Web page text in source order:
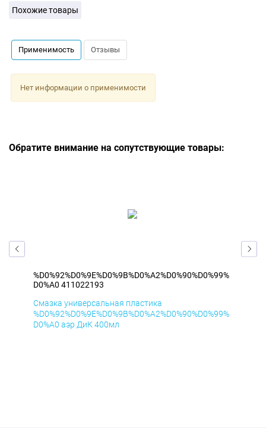
Похожие товары
Применимость Отзывы
Нет информации о применимости
Обратите внимание на сопутствующие товары:
%D0%92%D0%9E%D0%9B%D0%A2%D0%90%D0%99%
D0%A0 411022193
Смазка универсальная пластика
%D0%92%D0%9E%D0%9B%D0%A2%D0%90%D0%99%
D0%A0 аэр ДиК 400мл